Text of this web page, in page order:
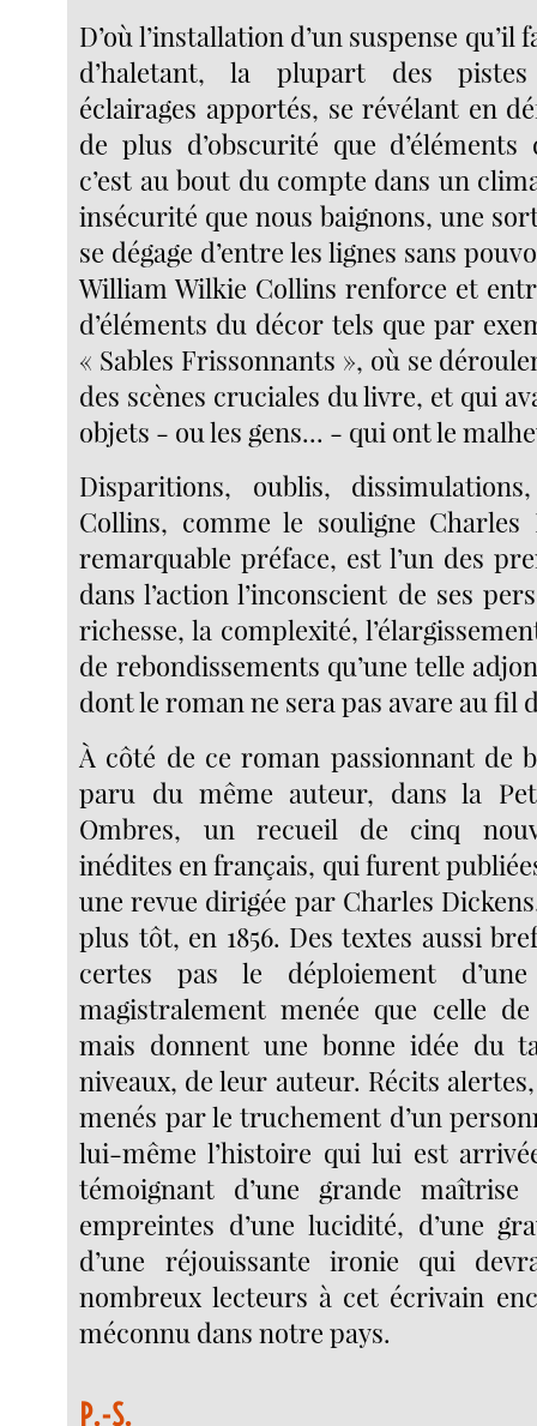
D’où l’installation d’un suspense
d’haletant, la plupart des
éclairages apportés, se révélant en
de plus d’obscurité que d’éléments
c’est au bout du compte dans un
insécurité que nous baignons, une
se dégage d’entre les lignes sans
William Wilkie Collins renforce et
d’éléments du décor tels que par
« Sables Frissonnants », où se
des scènes cruciales du livre, et qui
objets - ou les gens... - qui ont le
Disparitions, oublis,
Collins, comme le souligne Charles
remarquable préface, est l’un des
dans l’action l’inconscient de ses
richesse, la complexité,
de rebondissements qu’une telle
dont le roman ne sera pas avare au fil
À côté de ce roman passionnant de
paru du même auteur, dans la
Ombres, un recueil de cinq
inédites en français, qui furent
une revue dirigée par Charles
plus tôt, en 1856. Des textes aussi
certes pas le déploiement
magistralement menée que celle
mais donnent une bonne idée du
niveaux, de leur auteur. Récits
menés par le truchement d’un
lui-même l’histoire qui lui est
témoignant d’une grande maîtrise
empreintes d’une lucidité, d’une
d’une réjouissante ironie qui
nombreux lecteurs à cet écrivain
méconnu dans notre pays.
P.-S.